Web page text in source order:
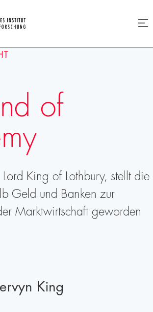
Homepage
of
King of Lothbury, stellt die
Geld und Banken zur
Marktwirtschaft geworden
King